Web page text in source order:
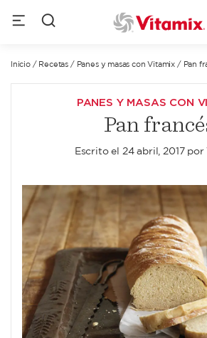
Inicio/ Recetas / Panes y masas con Vitamix / Pan
PANES Y MASAS CON
Pan
Escrito el 24 abril, 2017por